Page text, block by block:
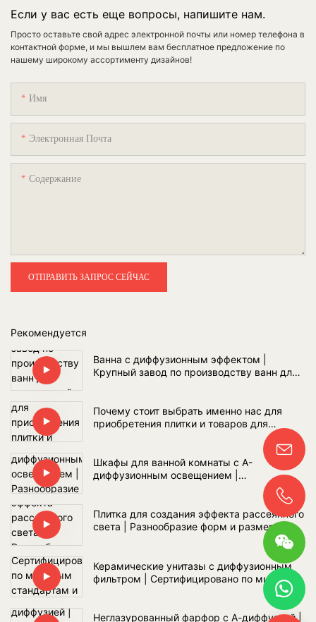
Если у вас есть еще вопросы, напишите нам.
Просто оставьте свой адрес электронной почты или номер телефона в
контактной форме, и мы вышлем вам бесплатное предложение по
нашему широкому ассортименту дизайнов!
Имя
Электронная Почта
Содержание
ОТПРАВИТЬ ЗАПРОС СЕЙЧАС
Рекомендуется
Ванна с диффузионным эффектом |
Крупный завод по производству ванн для
Почему стоит выбрать именно нас для
приобретения плитки и товаров для
Шкафы для ванной комнаты с А-
диффузионным освещением |
Разнообразие материалов и оптовые
Плитка для создания эффекта рассеянного
света | Разнообразие форм и размеров
Керамические унитазы с диффузионным
фильтром | Сертифицировано по мировым
стандартам и полный комплект сантехники
Неглазурованный фарфор с А-диффузией |